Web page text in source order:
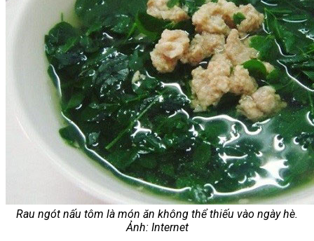
Rau ngót nấu tôm là món ăn không thể thiếu vào ngày hè.
Ảnh: Internet